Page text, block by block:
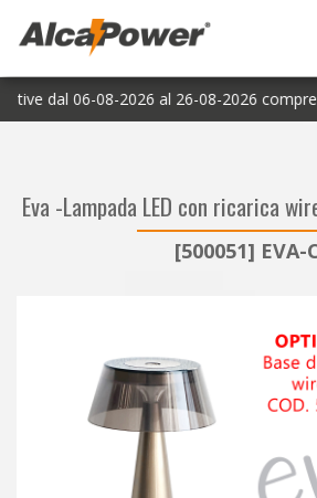
dal 06-08-2026 al 26-08-2026
Eva -Lampada LED con ricarica
[500051] EVA-